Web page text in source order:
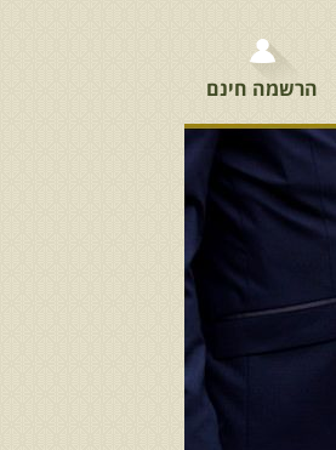
הרשמה חינם